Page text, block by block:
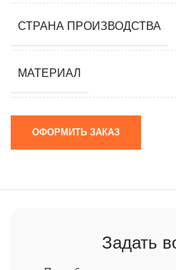
СТРАНА ПРОИЗВОДСТВА
МАТЕРИАЛ
ОФОРМИТЬ ЗАКАЗ
Задать